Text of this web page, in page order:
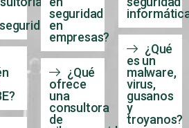
en
seguridad
en
empresas?
¿Qué
ofrece
una
consultora
seguridad
¿Qué
es un
malware,
virus,
gusanos
y